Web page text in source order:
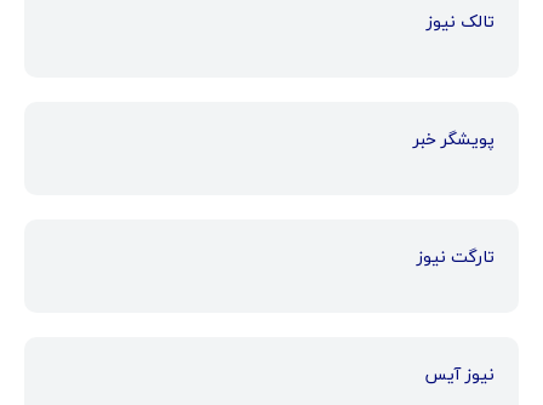
تالک نیوز
پویشگر خبر
تارگت نیوز
نیوز آیس